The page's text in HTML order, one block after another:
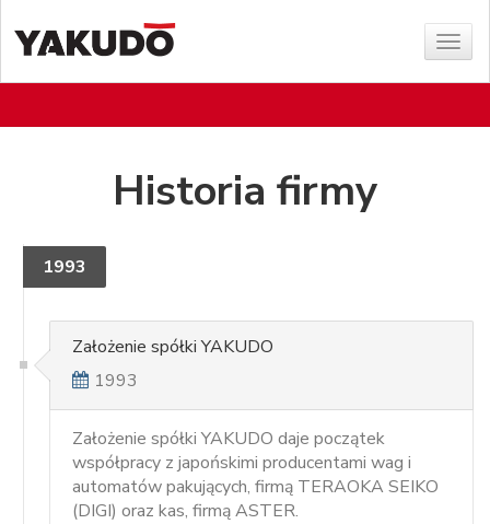
menu
Historia firmy
1993
Założenie spółki YAKUDO
1993
Założenie spółki YAKUDO daje początek
współpracy z japońskimi producentami wag i
automatów pakujących, firmą TERAOKA SEIKO
(DIGI) oraz kas, firmą ASTER.